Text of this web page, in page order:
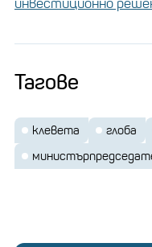
инвестиционно
Тагове
клевета глоба